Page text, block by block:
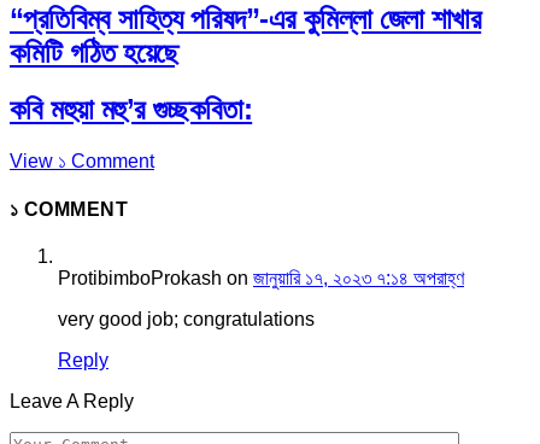
“প্রতিবিম্ব সাহিত্য পরিষদ”-এর কুমিল্লা জেলা শাখার
কমিটি গঠিত হয়েছে
কবি মহুয়া মহু’র গুচ্ছকবিতা:
View ১ Comment
১ COMMENT
ProtibimboProkash on জানুয়ারি ১৭, ২০২৩ ৭:১৪ অপরাহ্ণ
very good job; congratulations
Reply
Leave A Reply